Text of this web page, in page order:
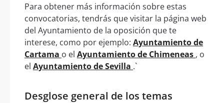
Para obtener más información sobre estas
convocatorias, tendrás que visitar la página web
del Ayuntamiento de la oposición que te
interese, como por ejemplo: Ayuntamiento de
Cartama o el Ayuntamiento de Chimeneas , o
el Ayuntamiento de Sevilla .`
Desglose general de los temas